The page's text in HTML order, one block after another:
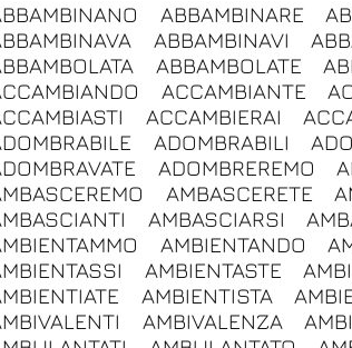
ABBAMBINARE
ABBAMBINAVI
ABBAMBOLATE
ACCAMBIANTE
ACCAMBIERAI
ADOMBRABILI
ADOMBREREMO
AMBASCERETE
AMBASCIARSI
AMBIENTANDO
AMBIENTASTE
AMBIENTISTA
AMBIVALENZA